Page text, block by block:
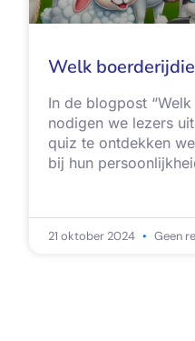
Welk
In de blogpost
nodigen we lezers
quiz te ontdekken
bij hun
21 oktober 2024 Geen